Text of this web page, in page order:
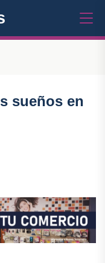
sueños en